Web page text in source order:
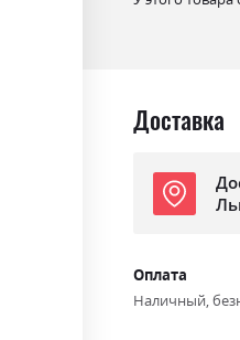
Доставка
Оплата
Наличный,